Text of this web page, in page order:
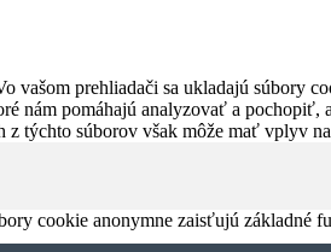
prehliadači sa ukladajú súbory
nám pomáhajú analyzovať a
týchto súborov však môže mať vplyv
cookie anonymne zaisťujú základné